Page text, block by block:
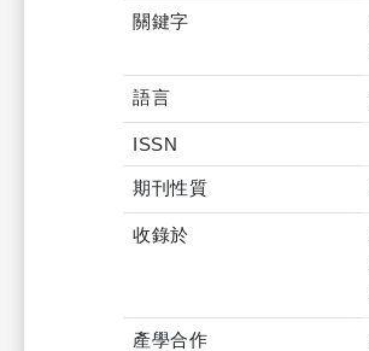
關鍵字
語言
ISSN
期刊性質
收錄於
產學合作